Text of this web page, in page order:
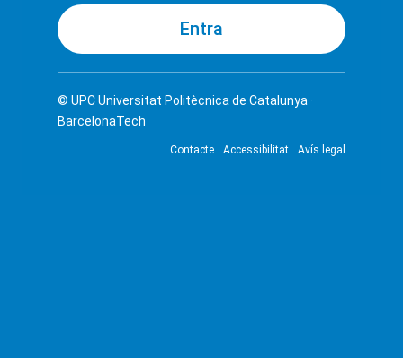
© UPCUniversitat Politècnica de Catalunya ·
BarcelonaTech
Contacte Accessibilitat Avís legal